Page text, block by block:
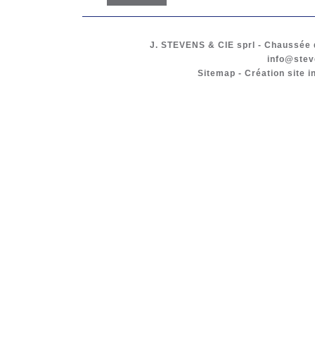
J. STEVENS & CIE sprl - Chaussée
Sitemap - Création site